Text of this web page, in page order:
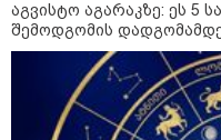
აგვისტო აგარაკზე: ეს 5
შემოდგომის